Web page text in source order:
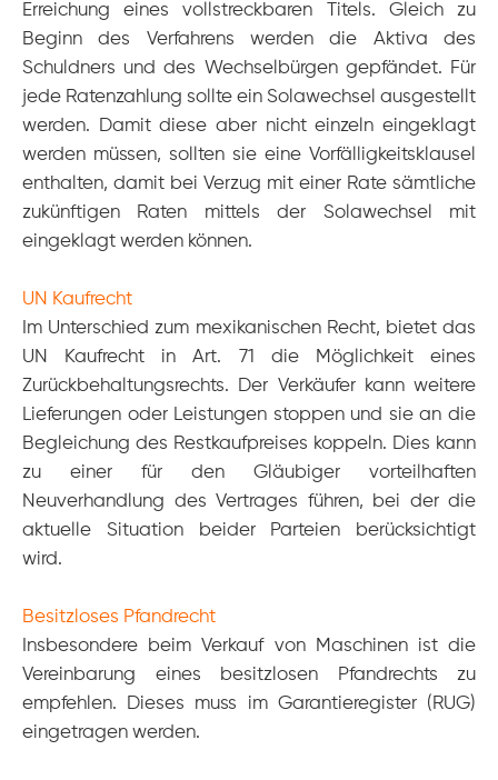
Erreichung eines vollstreckbaren Titels. Gleich zu
Beginn des Verfahrens werden die Aktiva des
Schuldners und des Wechselbürgen gepfändet. Für
jede Ratenzahlung sollte ein Solawechsel ausgestellt
werden. Damit diese aber nichteinzeln eingeklagt
werden müssen, sollten sie eine Vorfälligkeitsklausel
enthalten, damit bei Verzug mit einer Rate sämtliche
zukünftigen Raten mittels der Solawechsel mit
eingeklagt werden können.
UN Kaufrecht
Im Unterschied zum mexikanischen Recht, bietet das
UN Kaufrecht in Art. 71 die Möglichkeit eines
Zurückbehaltungsrechts. Der Verkäufer kann weitere
Lieferungen oder Leistungen stoppen und sie an die
Begleichung des Restkaufpreises koppeln. Dies kann
zu einer für den Gläubiger vorteilhaften
Neuverhandlung des Vertrages führen, bei der die
aktuelle Situation beider Parteien berücksichtigt
wird.
Besitzloses Pfandrecht
Insbesondere beim Verkauf von Maschinen ist die
Vereinbarung eines besitzlosen Pfandrechts zu
empfehlen. Dieses muss im Garantieregister (RUG)
eingetragen werden.